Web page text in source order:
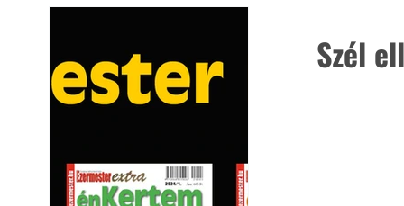
a megoldást a meleg ellen, ma
már egyre többen keresnek
olyan kültéri hűtési
vendégl
Szél